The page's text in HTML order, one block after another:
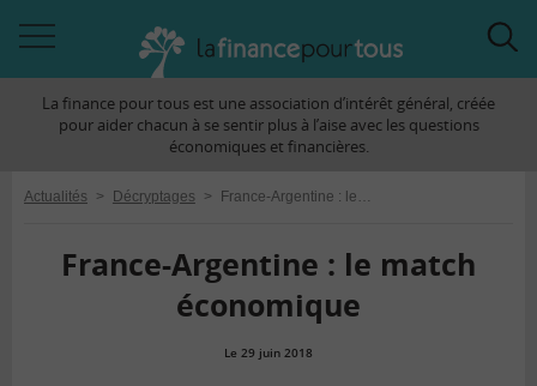
àLa finance pour tous est une association d’intérêt général, créée
pour aider chacun à se sentir plus à l’aise avec les questions
économiques et financières.
Actualités > Décryptages > France-Argentine : le match économique
France-Argentine : le match
économique
Le 29 juin 2018